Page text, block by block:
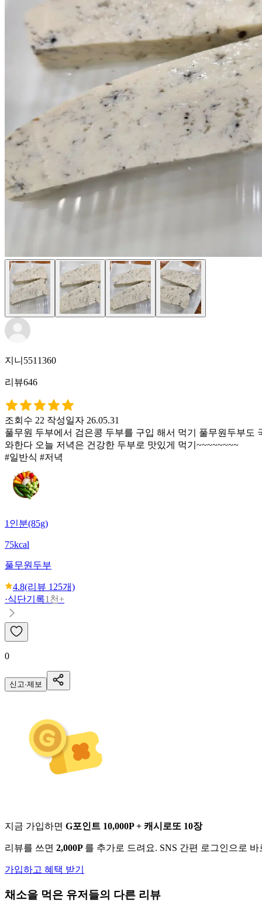
지니5511360
리뷰646
조회수 22 작성일자 26.05.31
풀무원 두부에서 검은콩 두부를 구입 해서 먹기 풀무원두부
와한다 오늘 저녁은 건강한 두부로 맛있게 먹기~~~~~~~~
#일반식 #저녁
1인분(85g)
75kcal
풀무원 두부
4.8(리뷰 125개)
·식단기록1천+
0
신고·제보
지금 가입하면 G포인트 10,000P + 캐시로또 10장
리뷰를 쓰면 2,000P 를 추가로 드려요. SNS 간편 로그인으로
가입하고 혜택 받기
채소을 먹은 유저들의 다른 리뷰